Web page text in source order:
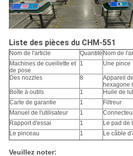
Liste des pièces du CHM-551
Nom de l'article Quantité Nom de
Machines de cueillette et
de pose
1 Une pince
Des nozzles 8
Appareil
hexagone
Boîte à outils 1 Huile de
Carte de garantie
1 Filtreur
Manuel de l'utilisateur
1
Rapport d'essai
1 Le pad de
Le pinceau
1 Le câble
Veuillez noter: